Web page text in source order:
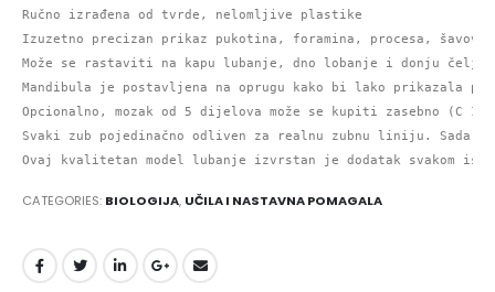
Ručno izrađena od tvrde, nelomljive plastike
Izuzetno precizan prikaz pukotina, foramina, procesa,
Može se rastaviti na kapu lubanje, dno lobanje i donju
Mandibula je postavljena na oprugu kako bi lako prikazala
Opcionalno, mozak od 5 dijelova može se kupiti zasebno (C
Svaki zub pojedinačno odliven za realnu zubnu liniju. Sada sa
Ovaj kvalitetan model lubanje izvrstan je dodatak svakom
CATEGORIES: BIOLOGIJA, UČILA I NASTAVNA POMAGALA